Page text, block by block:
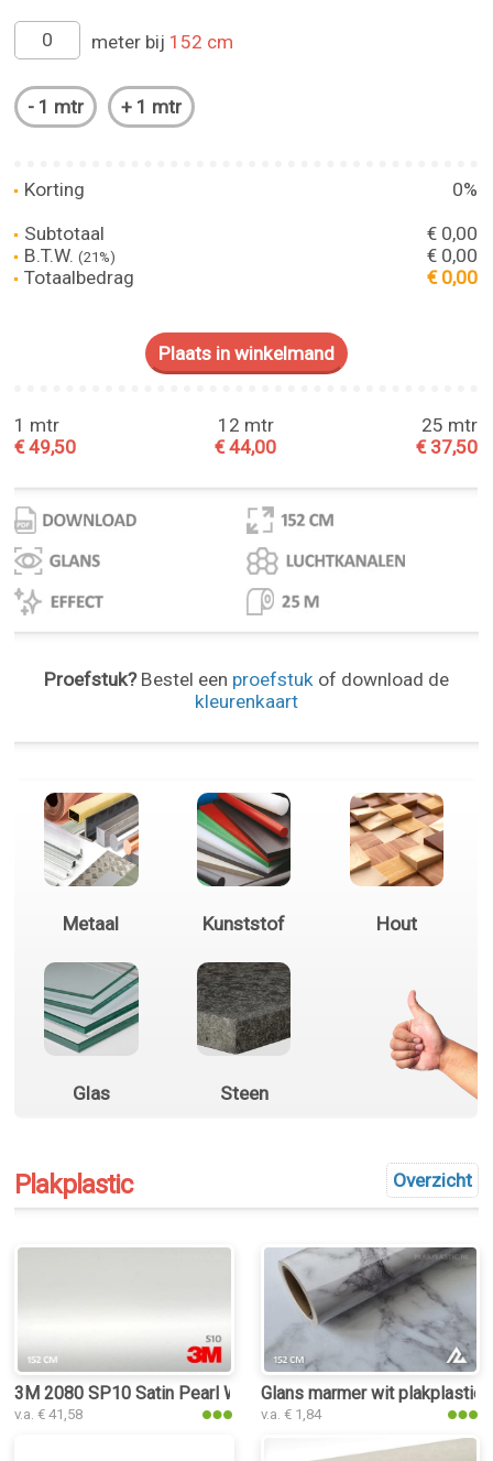
meter bij 152 cm
Korting
0%
Subtotaal
€ 0,00
B.T.W.(21%)
€ 0,00
Totaalbedrag
€ 0,00
1 mtr
€ 49,50
12 mtr
€ 44,00
25 mtr
€ 37,50
Proefstuk?Bestel een proefstukof download de
kleurenkaart
Metaal Kunststof Hout
Glas Steen
Overzicht
Plakplastic
3M 2080 SP10 Satin Pearl White plakplastic
v.a. € 41,58
Glans marmer wit plakplastic
v.a. € 1,84